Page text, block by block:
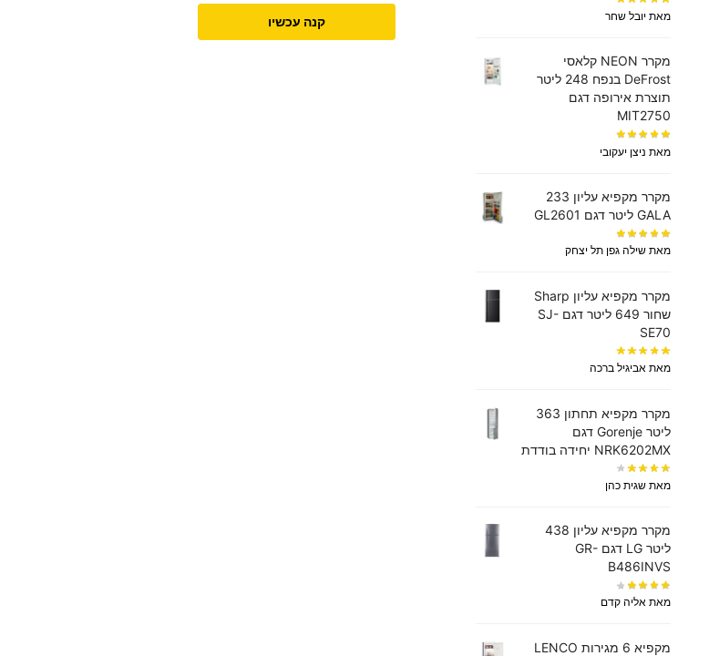
קנה עכשיו מאת יובל שחר
מקרר NEON קלאסי
DeFrost בנפח 248 ליטר
תוצרת אירופה דגם
MIT2750
מאת ניצן יעקובי
מקרר מקפיא עליון 233
GALA ליטר דגם GL2601
מאת שילה גפן תל יצחק
מקרר מקפיא עליון Sharp
שחור 649 ליטר דגם SJ-
SE70
מאת אביגיל ברכה
מקרר ‏מקפיא תחתון 363
‏ליטר Gorenje דגם
NRK6202MX יחידה בודדת
מאת שגית כהן
מקרר מקפיא עליון 438
‏ליטר LG דגם GR-
B486INVS
מאת אליה קדם
מקפיא 6 מגירות LENCO